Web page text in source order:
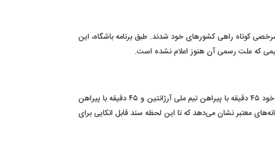
برای یک مرخصی کوتاه راهی کشورهای خود شدند. طبق برنامه باشگاه، این
که علت رسمی آن هنوز اعلام نشده است.
جمله‌ای احساسی به نام لیونل مسی در شبکه‌های اجتماعی دست‌به‌دست می‌شود که براساس آن، فوق‌ستاره آرژانتینی قصد دارد در دیدار خداحافظی خود ۴۵ دقیقه با پیراهن تیم ملی آرژانتین و ۴۵ دقیقه با پیراهن
معتبر نشان می‌دهد که تا این لحظه سند قابل اتکایی برای